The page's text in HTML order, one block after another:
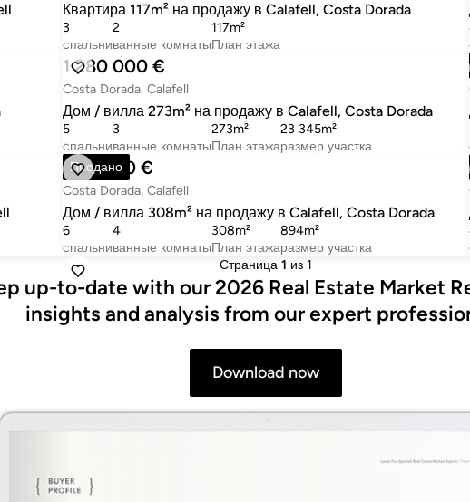
Квартира 117m² на продажу в Calafell, Costa Dorada
cпальни
3
ванные комнаты
2
План этажа
117m²
1 280 000 €
Costa Dorada, Calafell
Дом / вилла 273m² на продажу в Calafell, Costa Dorada
cпальни
5
ванные комнаты
3
План этажа
273m²
размер участка
23 345m²
Продано
495 000 €
Costa Dorada, Calafell
Дом / вилла 308m² на продажу в Calafell, Costa Dorada
cпальни
6
ванные комнаты
4
План этажа
308m²
размер участка
894m²
Страница 1 из 1
up-to-date with our 2026 Real Estate Market
insights and analysis from our expert
Download now